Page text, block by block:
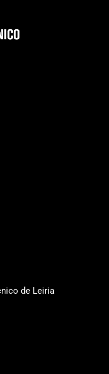
de Leiria